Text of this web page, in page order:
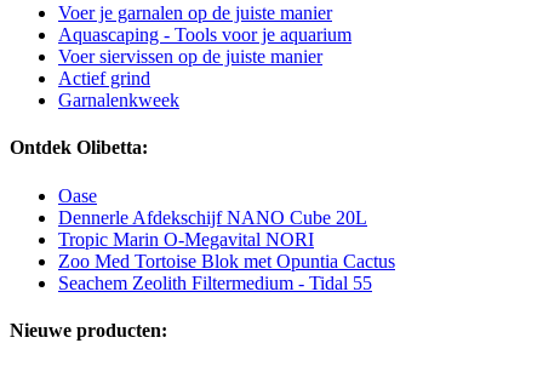
Voer je garnalen op de juiste manier
Aquascaping - Tools voor je aquarium
Voer siervissen op de juiste manier
Actief grind
Garnalenkweek
Ontdek Olibetta:
Oase
Dennerle Afdekschijf NANO Cube 20L
Tropic Marin O-Megavital NORI
Zoo Med Tortoise Blok met Opuntia Cactus
Seachem Zeolith Filtermedium - Tidal 55
Nieuwe producten: